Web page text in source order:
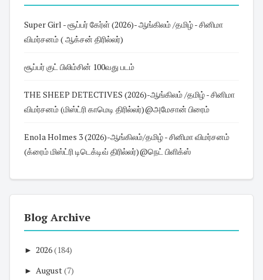
Super Girl - சூப்பர் கேர்ள் (2026)- ஆங்கிலம் /தமிழ் - சினிமா
விமர்சனம் ( ஆக்சன் திரில்லர்)
சூப்பர் குட் பிலிம்சின் 100வது படம்
THE SHEEP DETECTIVES (2026)-ஆங்கிலம் /தமிழ் - சினிமா
விமர்சனம் (மிஸ்ட்ரி காமெடி திரில்லர்)@அமேசான் பிரைம்
Enola Holmes 3 (2026)-ஆங்கிலம்/தமிழ் - சினிமா விமர்சனம்
(க்ரைம் மிஸ்ட்ரி டிடெக்டிவ் திரில்லர்)@நெட் பிளிக்ஸ்
Blog Archive
► 2026(184)
► August(7)